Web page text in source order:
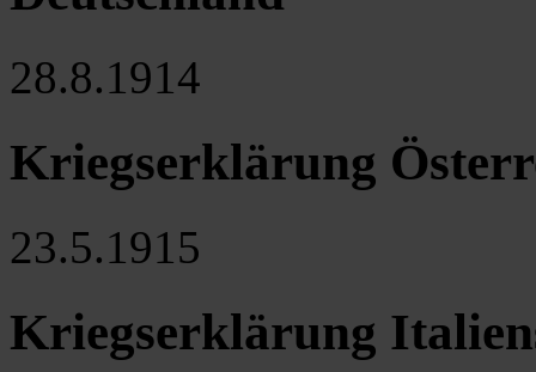
28.8.1914
Kriegserklärung
23.5.1915
Kriegserklärung